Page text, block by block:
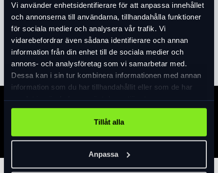
Vi använder enhetsidentifierare för att anpassa innehållet
och annonserna till användarna, tillhandahålla funktioner
för sociala medier och analysera vår trafik. Vi
vidarebefordrar även sådana identifierare och annan
information från din enhet till de sociala medier och
annons- och analysföretag som vi samarbetar med.
Dessa kan i sin tur kombinera informationen med annan
information som du har tillhandahållit eller som de har
Tillåt alla
Anpassa
Designen känns igen genom den utmärkande svängda
hängmatteramen som skapades för över hundra år sedan och
som varsamt uppdaterats genom åren. Tjocka däck som
rullar skönt och lätt gör varje tur på denna cykel angenäm. En
bekväm sadel och ergonomiska handtag gör Karin till en
skön cruiser, på väg hem från festen, på utflykt eller till
jobbet. Rejäla skärmar i plåt, pakethållare, lås, stöd,
ringklocka, reflexer och belysning, gör sig denna cykel i alla
väder och oavsett kläder. Med korg fram och praktiska AVS-
klickfästen för korg, låda eller väska på pakethållaren, får du
med dig allt du behöver. Vikt 17,8kg
Läs merexpand_more
Specifikation